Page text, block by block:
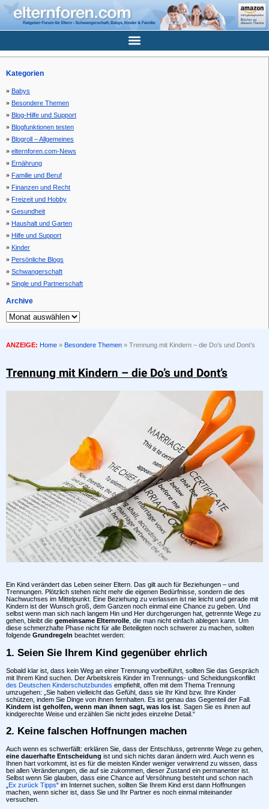
Kategorien
Babys
Besondere Themen
Blog-Hilfe und Support
Blogfunktionen testen
Blogroll – Allgemeines
elternforen.com-News
Ernährung
Familie und Beruf
Finanzen und Recht
Freizeit und Hobby
Gesundheit
Haushalt und Garten
Hilfe und Support
Kinder
Persönliche Blogs
Schwangerschaft
Single und Partnerschaft
Archive
ANZEIGE: Home » Besondere Themen » Trennung mit Kindern – die Do’s und Dont’s
Trennung mit Kindern – die Do’s und Dont’s
Ein Kind verändert das Leben seiner Eltern. Das gilt auch für Beziehungen – und
Trennungen. Plötzlich stehen nicht mehr die eigenen Bedürfnisse, sondern die des
Nachwuchses im Mittelpunkt. Eine Beziehung zu verlassen ist nie leicht und gerade mit
Kindern ist der Wunsch groß, dem Ganzen noch einmal eine Chance zu geben. Und
selbst wenn man sich nach langem Hin und Her durchgerungen hat, getrennte Wege zu
gehen, bleibt die gemeinsame Elternrolle , die man nicht einfach ablegen kann. Um
diese schmerzhafte Phase nicht für alle Beteiligten noch schwerer zu machen, sollten
folgende Grundregeln beachtet werden:
1. Seien Sie Ihrem Kind gegenüber ehrlich
Sobald klar ist, dass kein Weg an einer Trennung vorbeiführt, sollten Sie das Gespräch
mit Ihrem Kind suchen. Der Arbeitskreis Kinder im Trennungs- und Scheidungskonflikt
des Deutschen Kinderschutzbundes empfiehlt, offen mit dem Thema Trennung
umzugehen: „Sie haben vielleicht das Gefühl, dass sie Ihr Kind bzw. Ihre Kinder
schützen, indem Sie Dinge von ihnen fernhalten. Es ist genau das Gegenteil der Fall.
Kindern ist geholfen, wenn man ihnen sagt, was los ist . Sagen Sie es ihnen auf
kindgerechte Weise und erzählen Sie nicht jedes einzelne Detail.“
2. Keine falschen Hoffnungen machen
Auch wenn es schwerfällt: erklären Sie, dass der Entschluss, getrennte Wege zu gehen,
eine dauerhafte Entscheidung ist und sich nichts daran ändern wird. Auch wenn es
Ihnen hart vorkommt, ist es für die meisten Kinder weniger verwirrend zu wissen, dass
bei allen Veränderungen, die auf sie zukommen, dieser Zustand ein permanenter ist.
Selbst wenn Sie glauben, dass eine Chance auf Versöhnung besteht und schon nach
Ex zurück Tipps“ im Internet suchen, sollten Sie Ihrem Kind erst dann Hoffnungen
machen, wenn sicher ist, dass Sie und Ihr Partner es noch einmal miteinander
versuchen.